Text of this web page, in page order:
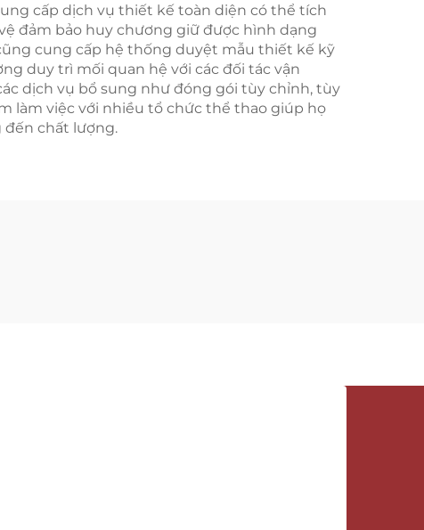
cấp dịch vụ thiết kế toàn diện có thể tích
đảm bảo huy chương giữ được hình dạng
cung cấp hệ thống duyệt mẫu thiết kế kỹ
duy trì mối quan hệ với các đối tác vận
dịch vụ bổ sung như đóng gói tùy chỉnh, tùy
làm việc với nhiều tổ chức thể thao giúp họ
đến chất lượng.